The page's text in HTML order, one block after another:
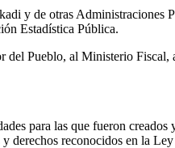
y de otras Administraciones
Estadística Pública.
Pueblo, al Ministerio Fiscal,
para las que fueron creados
derechos reconocidos en la